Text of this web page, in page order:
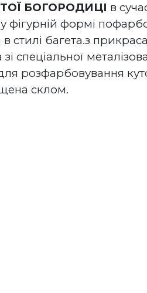
БОГОРОДИЦІ в
фігурній формі
стилі багета.з
спеціальної
розфарбовування
склом.